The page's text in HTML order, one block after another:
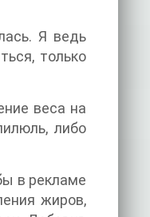
Я ведь
только
веса на
либо
в рекламе
жиров,